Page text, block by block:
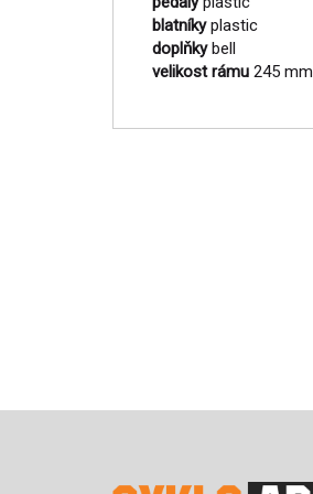
blatníkyplastic
doplňkybell
velikost rámu 245 mm